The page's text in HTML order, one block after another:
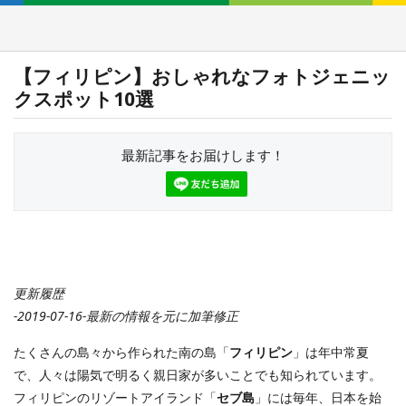
【フィリピン】おしゃれなフォトジェニッ
クスポット10選
最新記事をお届けします！
更新履歴
-2019-07-16-最新の情報を元に加筆修正
たくさんの島々から作られた南の島「フィリピン 」は年中常夏
で、人々は陽気で明るく親日家が多いことでも知られています。
フィリピンのリゾートアイランド「セブ島 」には毎年、日本を始